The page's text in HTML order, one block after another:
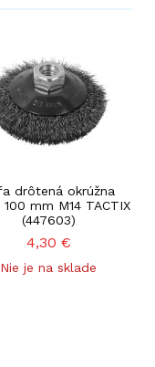
drôtená okrúžna
mm M14 TACTIX
(447603)
4,30 €
Nie je na sklade